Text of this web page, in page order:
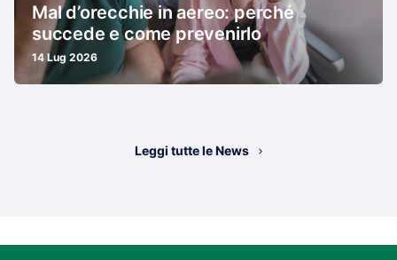
Mal d’orecchie in aereo: perché
succede e come prevenirlo
14 Lug 2026
Leggi tutte le News